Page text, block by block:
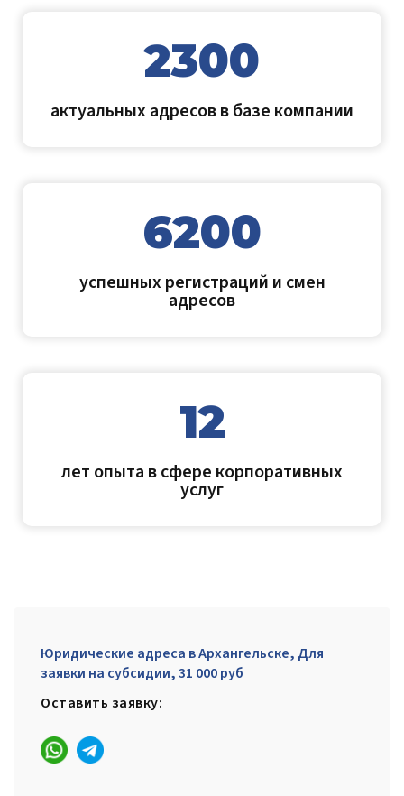
2300
актуальных адресов в базе компании
6200
успешных регистраций и смен
адресов
12
лет опыта в сфере корпоративных
услуг
Юридические адреса в Архангельске, Для
заявки на субсидии, 31 000 руб
Оставить заявку: